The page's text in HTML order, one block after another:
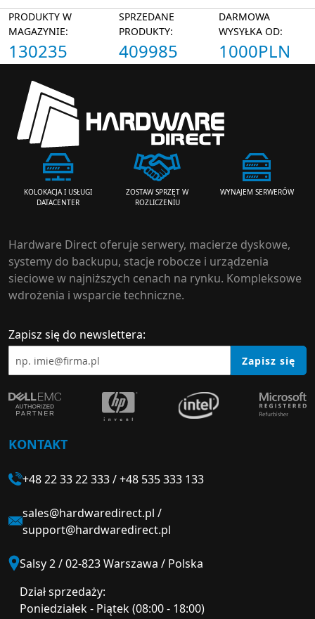
PRODUKTY W
MAGAZYNIE:
130235
SPRZEDANE
PRODUKTY:
409985
DARMOWA
WYSYŁKA OD:
1000PLN
KOLOKACJA I USŁUGI
DATACENTER
ZOSTAW SPRZĘT W
ROZLICZENIU
WYNAJEM SERWERÓW
Hardware Direct oferuje serwery, macierze dyskowe,
systemy do backupu, stacje robocze i urządzenia
sieciowe w najniższych cenach na rynku. Kompleksowe
wdrożenia i wsparcie techniczne.
Zapisz się do newslettera:
Zapisz się
KONTAKT
+48 22 33 22 333/+48 535 333 133
sales@hardwaredirect.pl /
support@hardwaredirect.pl
Salsy 2 / 02-823 Warszawa / Polska
Dział sprzedaży:
Poniedziałek - Piątek (08:00 - 18:00)